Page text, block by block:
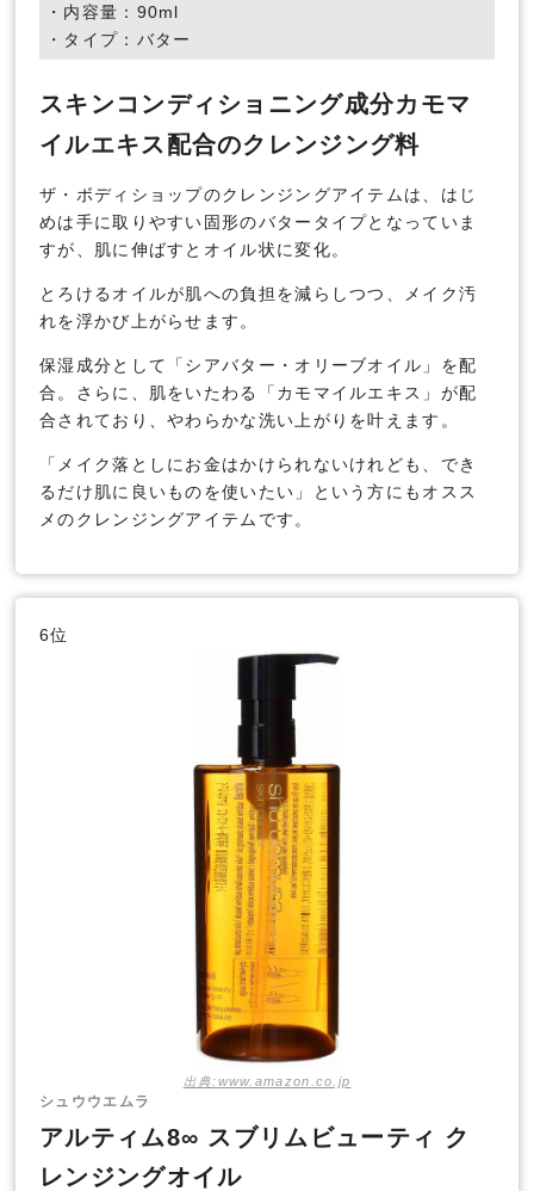
・内容量：90ml
・タイプ：バター
スキンコンディショニング成分カモマ
イルエキス配合のクレンジング料
ザ・ボディショップのクレンジングアイテムは、はじ
めは手に取りやすい固形のバタータイプとなっていま
すが、肌に伸ばすとオイル状に変化。
とろけるオイルが肌への負担を減らしつつ、メイク汚
れを浮かび上がらせます。
保湿成分として「シアバター・オリーブオイル」を配
合。さらに、肌をいたわる「カモマイルエキス」が配
合されており、やわらかな洗い上がりを叶えます。
「メイク落としにお金はかけられないけれども、でき
るだけ肌に良いものを使いたい」という方にもオスス
メのクレンジングアイテムです。
6位
出典:www.amazon.co.jp
シュウウエムラ
アルティム8∞ スブリムビューティ ク
レンジングオイル